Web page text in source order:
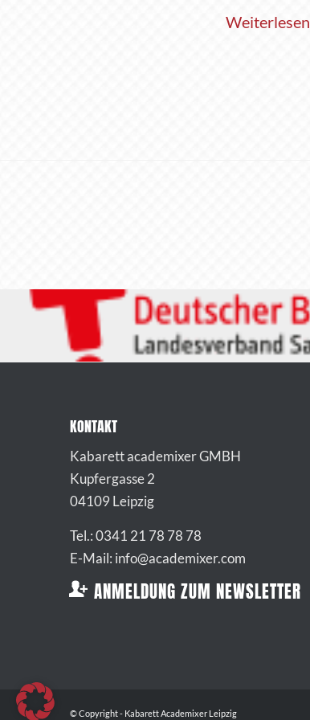
Weiterlesen
KONTAKT
Kabarett academixer GMBH
Kupfergasse 2
04109 Leipzig
Tel.: 0341 21 78 78 78
E-Mail: info@academixer.com
ANMELDUNG ZUM NEWSLETTER
© Copyright - Kabarett Academixer Leipzig